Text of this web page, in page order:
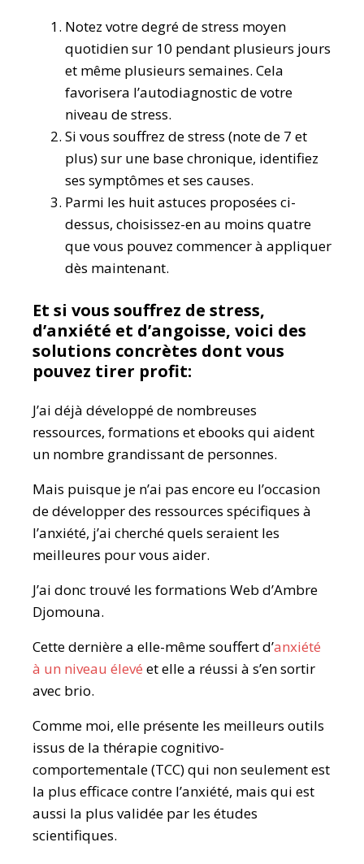
Notez votre degré de stress moyen
quotidien sur 10 pendant plusieurs jours
et même plusieurs semaines. Cela
favorisera l’autodiagnostic de votre
niveau de stress.
Si vous souffrez de stress (note de 7 et
plus) sur une base chronique, identifiez
ses symptômes et ses causes.
Parmi les huit astuces proposées ci-
dessus, choisissez-en au moins quatre
que vous pouvez commencer à appliquer
dès maintenant.
Et si vous souffrez de stress,
d’anxiété et d’angoisse, voici des
solutions concrètes dont vous
pouvez tirer profit:
J’ai déjà développé de nombreuses
ressources, formations et ebooks qui aident
un nombre grandissant de personnes.
Mais puisque je n’ai pas encore eu l’occasion
de développer des ressources spécifiques à
l’anxiété, j’ai cherché quels seraient les
meilleures pour vous aider.
J’ai donc trouvé les formations Web d’Ambre
Djomouna.
Cette dernière a elle-même souffert d’anxiété
à un niveau élevé et elle a réussi à s’en sortir
avec brio.
Comme moi, elle présente les meilleurs outils
issus de la thérapie cognitivo-
comportementale (TCC) qui non seulement est
la plus efficace contre l’anxiété, mais qui est
aussi la plus validée par les études
scientifiques.